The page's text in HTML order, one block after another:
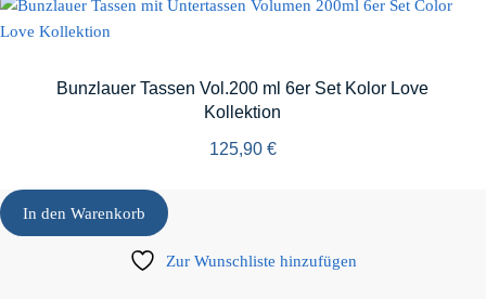
Bunzlauer Tassen Vol.200 ml 6er Set Kolor Love
Kollektion
125,90 €
In den Warenkorb
Zur Wunschliste hinzufügen